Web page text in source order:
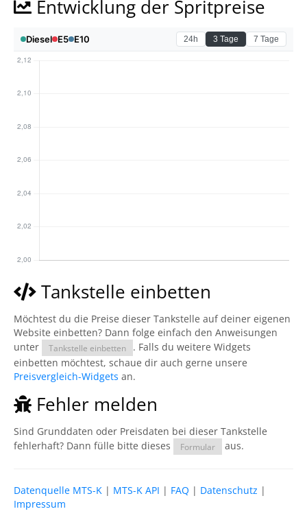
Entwicklung der Spritpreise
Tankstelle einbetten
Möchtest du die Preise dieser Tankstelle auf deiner eigenen
Website einbetten? Dann folge einfach den Anweisungen
unter
Tankstelle einbetten
. Falls du weitere Widgets
einbetten möchtest, schaue dir auch gerne unsere
Preisvergleich-Widgets an.
Fehler melden
Sind Grunddaten oder Preisdaten bei dieser Tankstelle
fehlerhaft? Dann fülle bitte dieses
Formular aus.
Datenquelle MTS-K | MTS-K API | FAQ | Datenschutz |
Impressum